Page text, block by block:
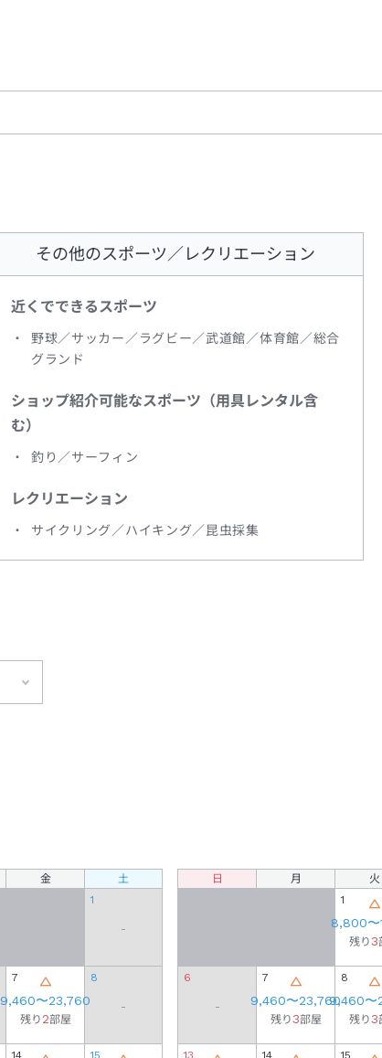
その他のスポーツ／レクリエーション
近くでできるスポーツ
野球／サッカー／ラグビー／武道館／体育館／総合
グランド
ショップ紹介可能なスポーツ（用具レンタル含
む）
釣り／サーフィン
レクリエーション
サイクリング／ハイキング／昆虫採集
金
土
1
-
7
9,460〜23,760
残り2部屋
8
-
14 15
日 月 火
1
8,800〜
残り3
6
-
7
9,460〜23,760
残り3部屋
8
9,460〜
残り3
13 14 15